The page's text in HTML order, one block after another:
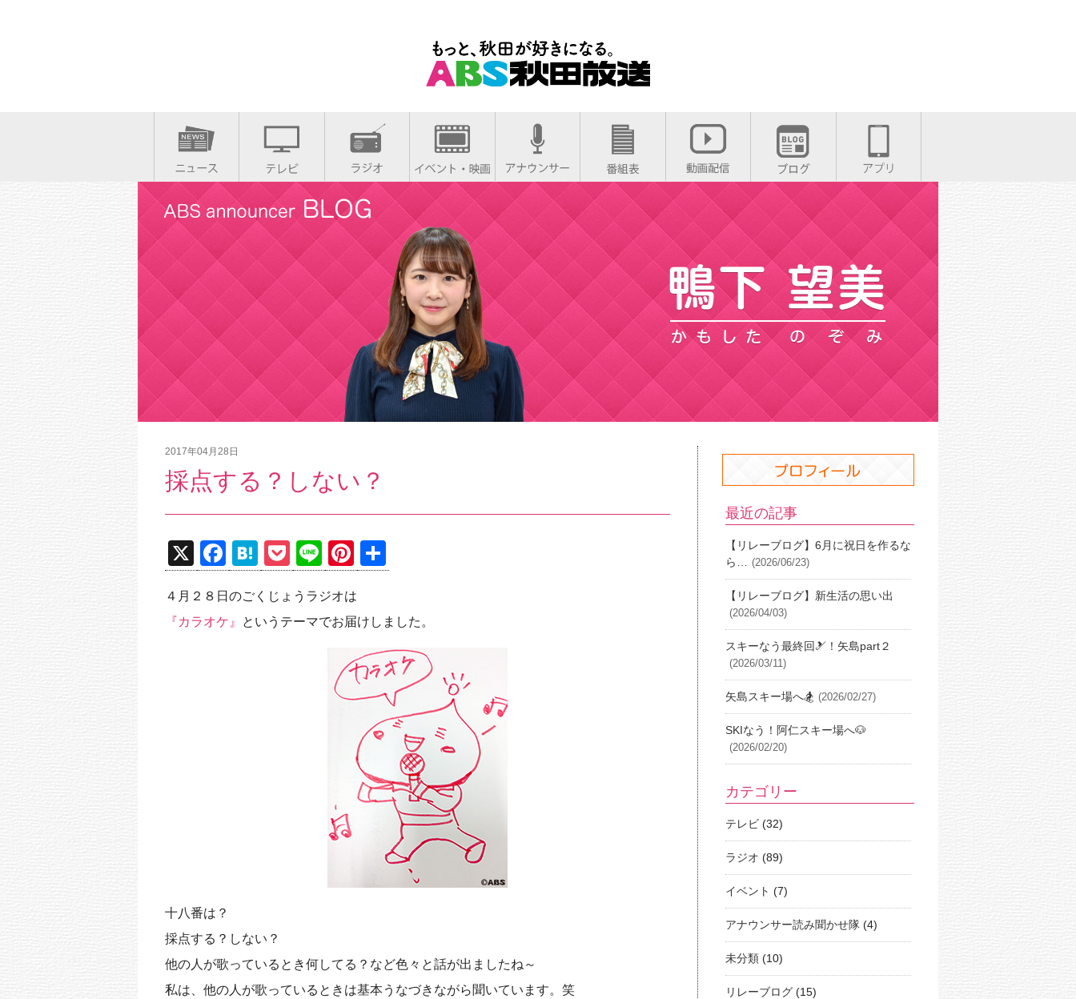
2017年04月28日
採点する？しない？
X
F
a
c
e
H
at
e
n
P
o
ck
et
Li
n
e
Pi
nt
er
e
st
有
４月２８日のごくじょうラジオは
『カラオケ』
というテーマでお届けしました。
十八番は？
採点する？しない？
他の人が歌っているとき何してる？など色々と話が出ましたね～
私は、他の人が歌っているときは基本うなづきながら聞いています。笑
最近の記事
【リレーブログ】6月に祝日を作るな
ら…
(2026/06/23)
【リレーブログ】新生活の思い出
(2026/04/03)
スキーなう最終回🎿！矢島part２
(2026/03/11)
矢島スキー場へ🏂 (2026/02/27)
SKIなう！阿仁スキー場へ🐶
(2026/02/20)
カテゴリー
テレビ (32)
ラジオ (89)
イベント (7)
アナウンサー読み聞かせ隊 (4)
未分類 (10)
リレーブログ (15)